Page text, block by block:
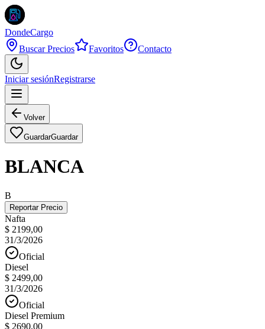
DondeCargo
Buscar Precios
Favoritos Contacto
Iniciar sesiónRegistrarse
Volver
GuardarGuardar
BLANCA
B
Reportar Precio
Nafta
$ 2199,00
31/3/2026
Oficial
Diesel
$ 2499,00
31/3/2026
Oficial
Diesel Premium
$ 2690,00